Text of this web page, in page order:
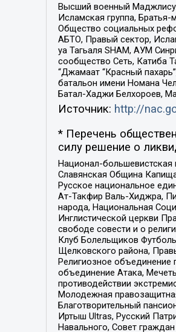
Высший военный
Исламская группа,
Общество социальных
АБТО, Правый сектор,
уа Тагьаля SHAM, АУМ
сообщество Сеть, Катиба
“Джамаат “Красный
батальон имени Номана
Батал-Хаджи Белхороев,
Источник: http://
* Перечень
силу решение о
Национал-
Славянская Община
Русское национальное
Ат-Такфир Валь-Хиджра,
народа, Национальная
Инглистической церкви
свободе совести и о
Клуб Болельщиков
Щелковского района,
Религиозное объединение
объединение Атака,
противодействии
Молодежная
Благотворительный
Иртыш Ultras, Русский
Навального, Совет